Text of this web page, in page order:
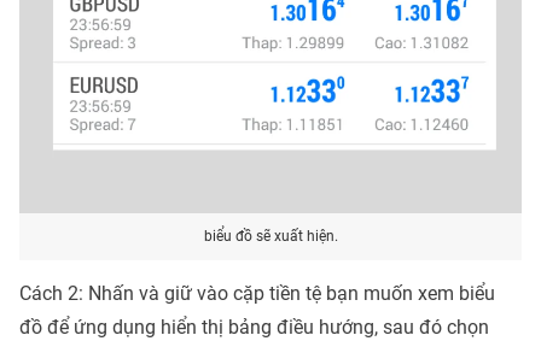
biểu đồ sẽ xuất hiện.
Cách 2: Nhấn và giữ vào cặp tiền tệ bạn muốn xem biểu
đồ để ứng dụng hiển thị bảng điều hướng, sau đó chọn